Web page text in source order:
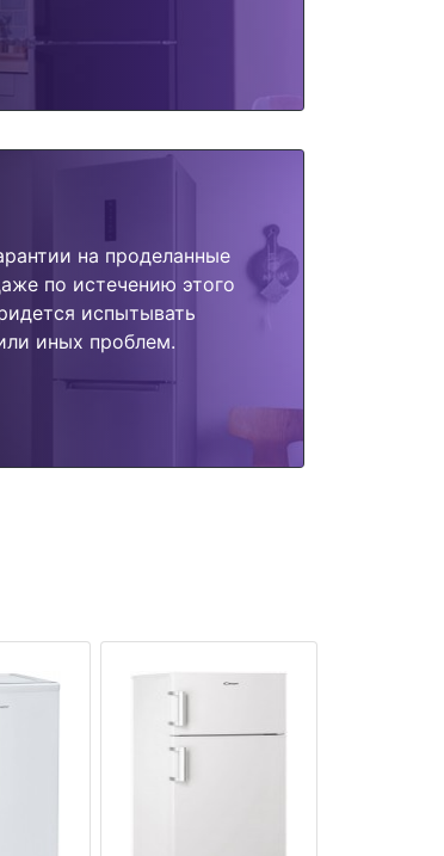
на проделанные
по истечению этого
испытывать
иных проблем.